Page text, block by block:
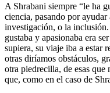
A Shrabani siempre “le ha
ciencia, pasando por
investigación, o la
gustaba y apasionaba era
supiera, su viaje iba a estar
otras diríamos obstáculos,
otra piedrecilla, de esas
que, como en el caso de